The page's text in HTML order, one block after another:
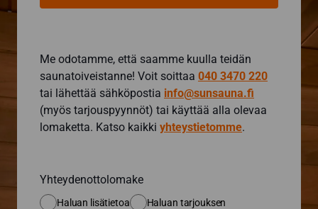
Me odotamme, että saamme kuulla teidän
saunatoiveistanne! Voit soittaa 040 3470 220
tai lähettää sähköpostia info@sunsauna.fi
(myös tarjouspyynnöt) tai käyttää alla olevaa
lomaketta. Katso kaikki yhteystietomme.
Yhteydenottolomake
Haluan lisätietoa Haluan tarjouksen